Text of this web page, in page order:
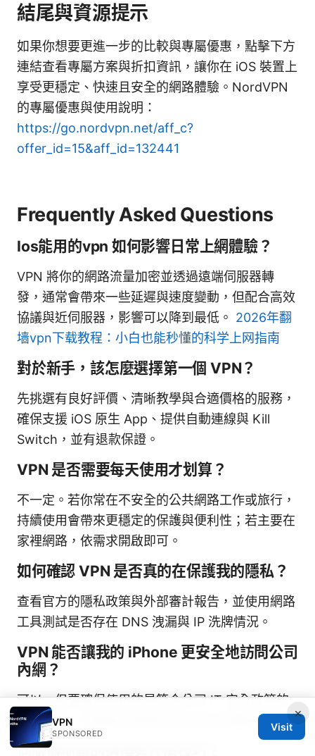
結尾與資源提示
如果你想要更進一步的比較與專屬優惠，點擊下方
連結查看專屬方案與折扣資訊，讓你在 iOS 裝置上
享受更穩定、快速且安全的網路體驗。NordVPN
的專屬優惠與使用說明：
https://go.nordvpn.net/aff_c?
offer_id=15&aff_id=132441
Frequently Asked Questions
Ios能用的vpn 如何影響日常上網體驗？
VPN 將你的網路流量加密並透過遠端伺服器轉
發，通常會帶來一些延遲與速度變動，但配合高效
協議與近伺服器，影響可以降到最低。 2026年翻
墙vpn下载教程：小白也能秒懂的科学上网指南
對於新手，該怎麼選擇第一個 VPN？
先挑選有良好評價、清晰教學與合適價格的服務，
確保支援 iOS 原生 App、提供自動連線與 Kill
Switch，並有退款保證。
VPN 是否需要每天使用才划算？
不一定。若你常在不安全的公共網路工作或旅行，
持續使用會帶來更穩定的保護與便利性；若主要在
家裡網路，依需求開啟即可。
如何確認 VPN 是否真的在保護我的隱私？
查看官方的隱私政策與外部審計報告，並使用網路
工具測試是否存在 DNS 洩漏與 IP 洗牌情況。
VPN 能否讓我的 iPhone 更安全地訪問公司
內網？
可以，但要確保使用的是符合公司 IT 安全政策的
解決方案，並遵循企業級的安全設定與審核要求。
伺服器地點的選擇有什麼技巧？
×
VPN
SPONSORED
Visit